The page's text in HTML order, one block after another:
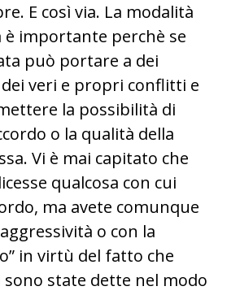
E così via. La modalità
è importante perchè se
può portare a dei
veri e propri conflitti e
la possibilità di
o la qualità della
Vi è mai capitato che
qualcosa con cui
ma avete comunque
o con la
in virtù del fatto che
sono state dette nel modo